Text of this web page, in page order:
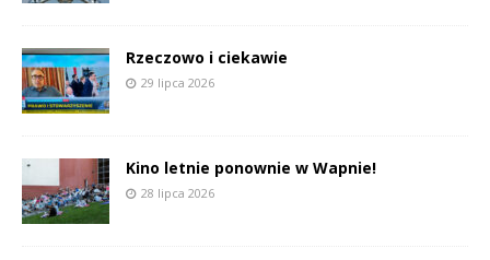
Rzeczowo i ciekawie
29 lipca 2026
Kino letnie ponownie w Wapnie!
28 lipca 2026